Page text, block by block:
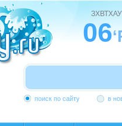
ЗХВТХАУ
06
поиск по сайту в